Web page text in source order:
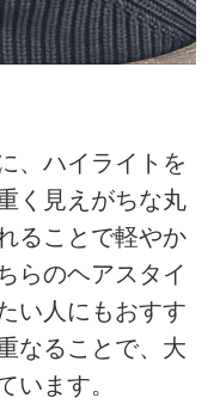
、ハイライトを
く見えがちな丸
ることで軽やか
らのヘアスタイ
い人にもおすす
なることで、大
います。